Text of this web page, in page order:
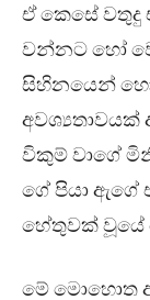
ඒ කෙසේ වතුදු
වන්නට හෝ
සිහිනයෙන් හෝ
විකුම් වාගේ
ගේ පියා
හේතුවක් වූයේ
මේ මොහොත